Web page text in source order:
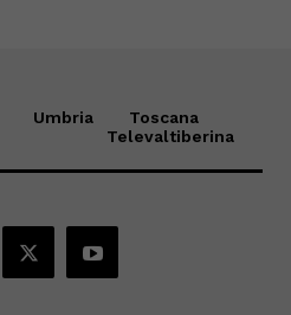
Umbria
Toscana
Televaltiberina